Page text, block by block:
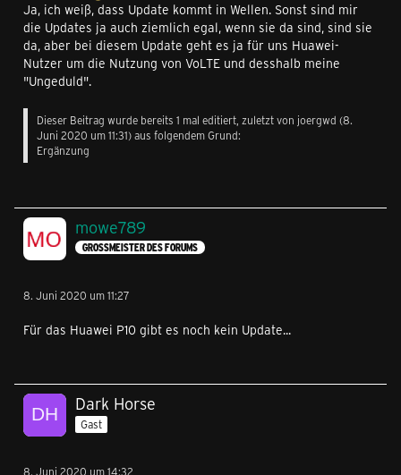
Ja, ich weiß, dass Update kommt in Wellen. Sonst sind mir
die Updates ja auch ziemlich egal, wenn sie da sind, sind sie
da, aber bei diesem Update geht es ja für uns Huawei-
Nutzer um die Nutzung von VoLTE und desshalb meine
"Ungeduld".
Dieser Beitrag wurde bereits 1 mal editiert, zuletzt von joergwd (8.
Juni 2020 um 11:31) aus folgendem Grund:
Ergänzung
mowe789
GROSSMEISTER DES FORUMS
8. Juni 2020 um 11:27
Für das Huawei P10 gibt es noch kein Update...
Dark Horse
Gast
8. Juni 2020 um 14:32